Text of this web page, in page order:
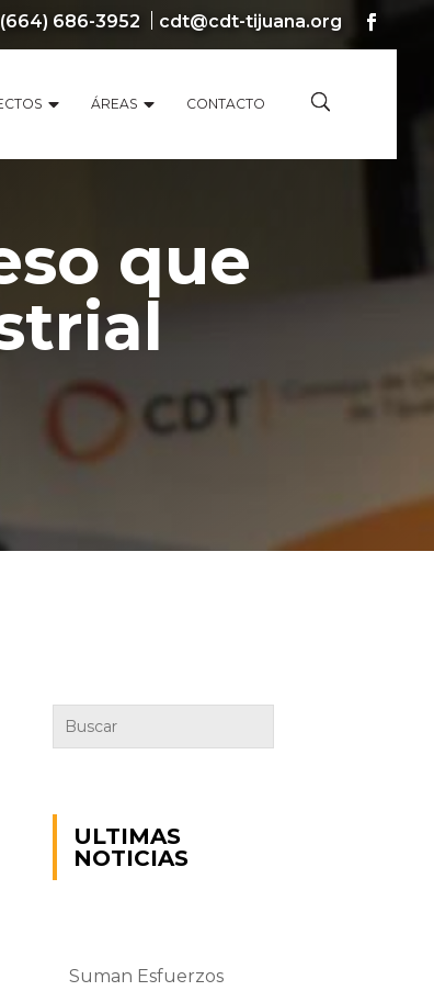
(664) 686-3952 cdt@cdt-tijuana.org
ÁREAS CONTACTO
que
ULTIMAS
NOTICIAS
Suman Esfuerzos